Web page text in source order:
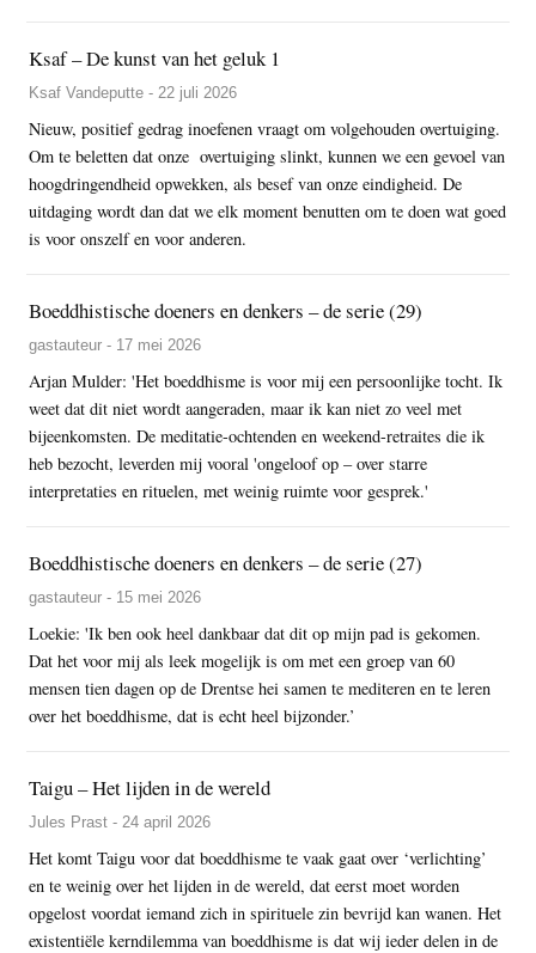
Ksaf – De kunst van het geluk 1
Ksaf Vandeputte - 22 juli 2026
Nieuw, positief gedrag inoefenen vraagt om volgehouden overtuiging.
Om te beletten dat onze overtuiging slinkt, kunnen we een gevoel van
hoogdringendheid opwekken, als besef van onze eindigheid. De
uitdaging wordt dan dat we elk moment benutten om te doen wat goed
is voor onszelf en voor anderen.
Boeddhistische doeners en denkers – de serie (29)
gastauteur - 17 mei 2026
Arjan Mulder: 'Het boeddhisme is voor mij een persoonlijke tocht. Ik
weet dat dit niet wordt aangeraden, maar ik kan niet zo veel met
bijeenkomsten. De meditatie-ochtenden en weekend-retraites die ik
heb bezocht, leverden mij vooral 'ongeloof op – over starre
interpretaties en rituelen, met weinig ruimte voor gesprek.'
Boeddhistische doeners en denkers – de serie (27)
gastauteur - 15 mei 2026
Loekie: 'Ik ben ook heel dankbaar dat dit op mijn pad is gekomen.
Dat het voor mij als leek mogelijk is om met een groep van 60
mensen tien dagen op de Drentse hei samen te mediteren en te leren
over het boeddhisme, dat is echt heel bijzonder.’
Taigu – Het lijden in de wereld
Jules Prast - 24 april 2026
Het komt Taigu voor dat boeddhisme te vaak gaat over ‘verlichting’
en te weinig over het lijden in de wereld, dat eerst moet worden
opgelost voordat iemand zich in spirituele zin bevrijd kan wanen. Het
existentiële kerndilemma van boeddhisme is dat wij ieder delen in de